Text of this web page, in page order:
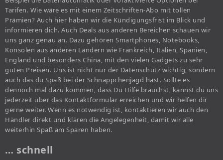
Tarifen. Wie wäre es mit einem Zeitschriften-Abo mit tollen
Prämien? Auch hier haben wir die Kündigungsfrist im Blick und
informieren dich. Auch Deals aus anderen Bereichen schauen wir
uns ganz genau an. Dazu gehören Smartphones, Notebooks,
Konsolen aus anderen Ländern wie Frankreich, Italien, Spanien,
England und besonders China, mit den vielen Gadgets zu sehr
guten Preisen. Uns ist nicht nur der Datenschutz wichtig, sondern
auch das du Spaß bei der Schnäppchenjagd hast. Sollte es
dennoch mal dazu kommen, dass Du Hilfe brauchst, kannst du uns
jederzeit über das Kontaktformular erreichen und wir helfen dir
gerne weiter. Wenn es notwendig ist, kontaktieren wir auch den
Händler direkt und klären die Angelegenheit, damit wir alle
weiterhin Spaß am Sparen haben.
… schnell